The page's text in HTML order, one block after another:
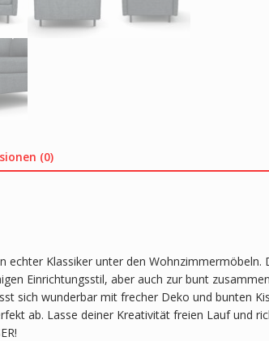
(0)
echter Klassiker unter den
Einrichtungsstil, aber auch zur bunt
sich wunderbar mit frecher Deko und bunten
ab. Lasse deiner Kreativität freien Lauf und